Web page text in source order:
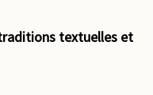
textuelles et